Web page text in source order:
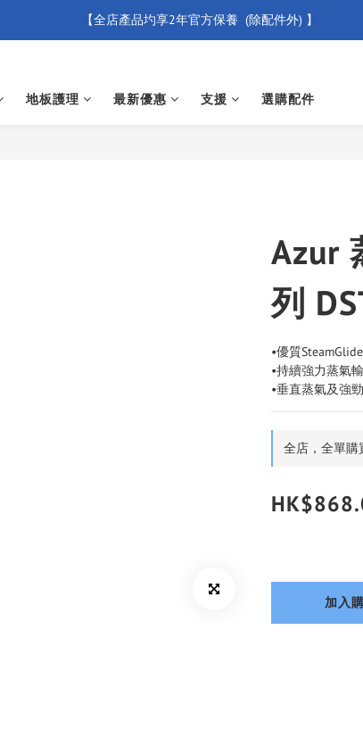
【買滿 $500 免運費】
【全店產品圴享2年官方保養  (除配件外) 】
【買滿 $500 免運費】
地板護理 最新優惠 支援 選購配件
Azur
列
•優質
•持續強力蒸氣
•垂直蒸氣及強
全店，全單購
加入